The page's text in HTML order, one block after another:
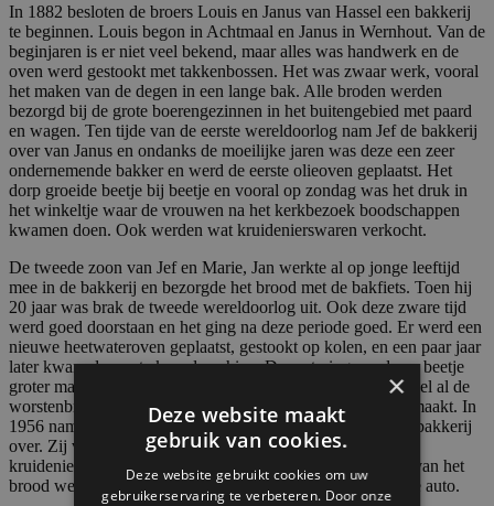
In 1882 besloten de broers Louis en Janus van Hassel een bakkerij
te beginnen. Louis begon in Achtmaal en Janus in Wernhout. Van de
beginjaren is er niet veel bekend, maar alles was handwerk en de
oven werd gestookt met takkenbossen. Het was zwaar werk, vooral
het maken van de degen in een lange bak. Alle broden werden
bezorgd bij de grote boerengezinnen in het buitengebied met paard
en wagen. Ten tijde van de eerste wereldoorlog nam Jef de bakkerij
over van Janus en ondanks de moeilijke jaren was deze een zeer
ondernemende bakker en werd de eerste olieoven geplaatst. Het
dorp groeide beetje bij beetje en vooral op zondag was het druk in
het winkeltje waar de vrouwen na het kerkbezoek boodschappen
kwamen doen. Ook werden wat kruidenierswaren verkocht.
De tweede zoon van Jef en Marie, Jan werkte al op jonge leeftijd
mee in de bakkerij en bezorgde het brood met de bakfiets. Toen hij
20 jaar was brak de tweede wereldoorlog uit. Ook deze zware tijd
werd goed doorstaan en het ging na deze periode goed. Er werd een
nieuwe heetwateroven geplaatst, gestookt op kolen, en een paar jaar
later kwam de eerste kneedmachine. De sortering werd een beetje
groter maar was nog erg beperkt, maar sindsdien werden wel al de
worstenbroodjes, eierkoeken en de eerste koffiekoeken gemaakt. In
1956 nam Jan, die inmiddels getrouwd was met Nellie, de bakkerij
over. Zij verbouwden het pand en begonnen een echte
kruidenierswinkel bij de bakkerij, maar het overgrote deel van het
brood werd nog steeds thuis bezorgd, inmiddels wel met de auto.
×
Deze website maakt
gebruik van cookies.
Deze website gebruikt cookies om uw
gebruikerservaring te verbeteren. Door onze